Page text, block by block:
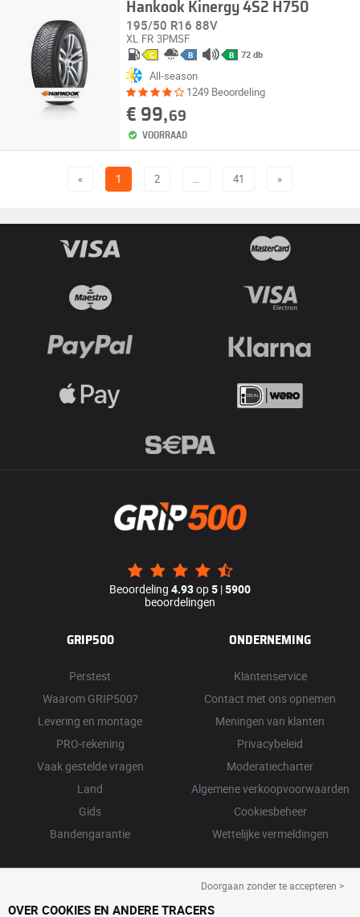
Hankook Kinergy 4S2 H750
195/50 R16 88V
XL FR 3PMSF
C B B 72 db
All-season
1249 Beoordeling
€ 99,69
VOORRAAD
« 1 2 … 41 »
Beoordeling 4.93op5 |5900
beoordelingen
GRIP500
Perstest
Waarom GRIP500?
Levering en montage
PRO-rekening
Vaak gestelde vragen
Land
Gids
Bandengarantie
ONDERNEMING
Klantenservice
Contact met ons opnemen
Meningen van klanten
Privacybeleid
Moderatiecharter
Algemene verkoopvoorwaarden
Cookiesbeheer
Wettelijke vermeldingen
Doorgaan zonder te accepteren >
OVER COOKIES EN ANDERE TRACERS